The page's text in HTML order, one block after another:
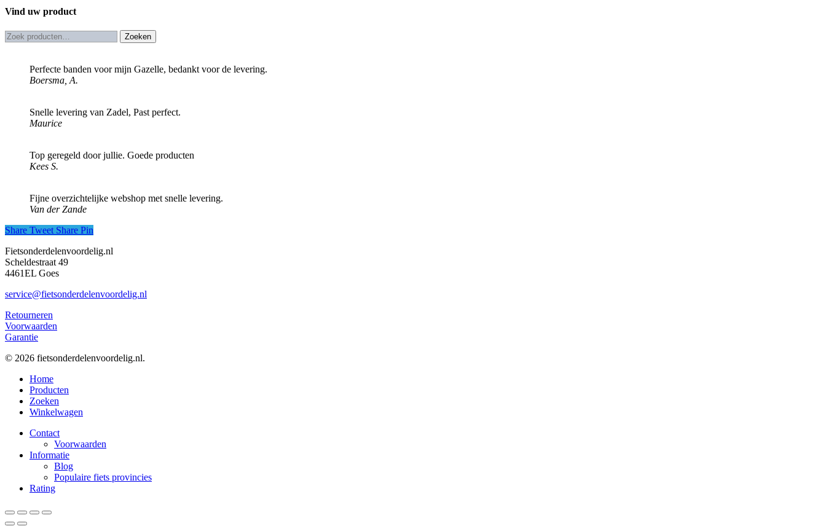
Vind uw product
Zoeken
naar:
Zoeken
Perfecte banden voor mijn Gazelle, bedankt voor de levering.
Boersma, A.
Snelle levering van Zadel, Past perfect.
Maurice
Top geregeld door jullie. Goede producten
Kees S.
Fijne overzichtelijke webshop met snelle levering.
Van der Zande
Share Tweet Share Pin
Fietsonderdelenvoordelig.nl
Scheldestraat 49
4461EL Goes
service@fietsonderdelenvoordelig.nl
Retourneren
Voorwaarden
Garantie
© 2026 fietsonderdelenvoordelig.nl.
Close
Menu
Home
Producten
Zoeken
Winkelwagen
Contact
Voorwaarden
Informatie
Blog
Populaire fiets provincies
Rating